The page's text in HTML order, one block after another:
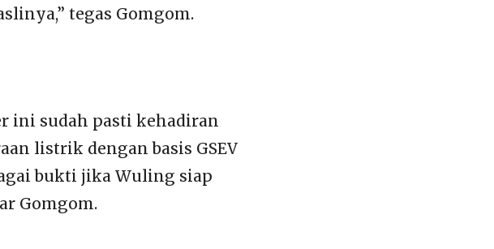
tegas Gomgom.
ini sudah pasti kehadiran
listrik dengan basis GSEV
bukti jika Wuling siap
Gomgom.